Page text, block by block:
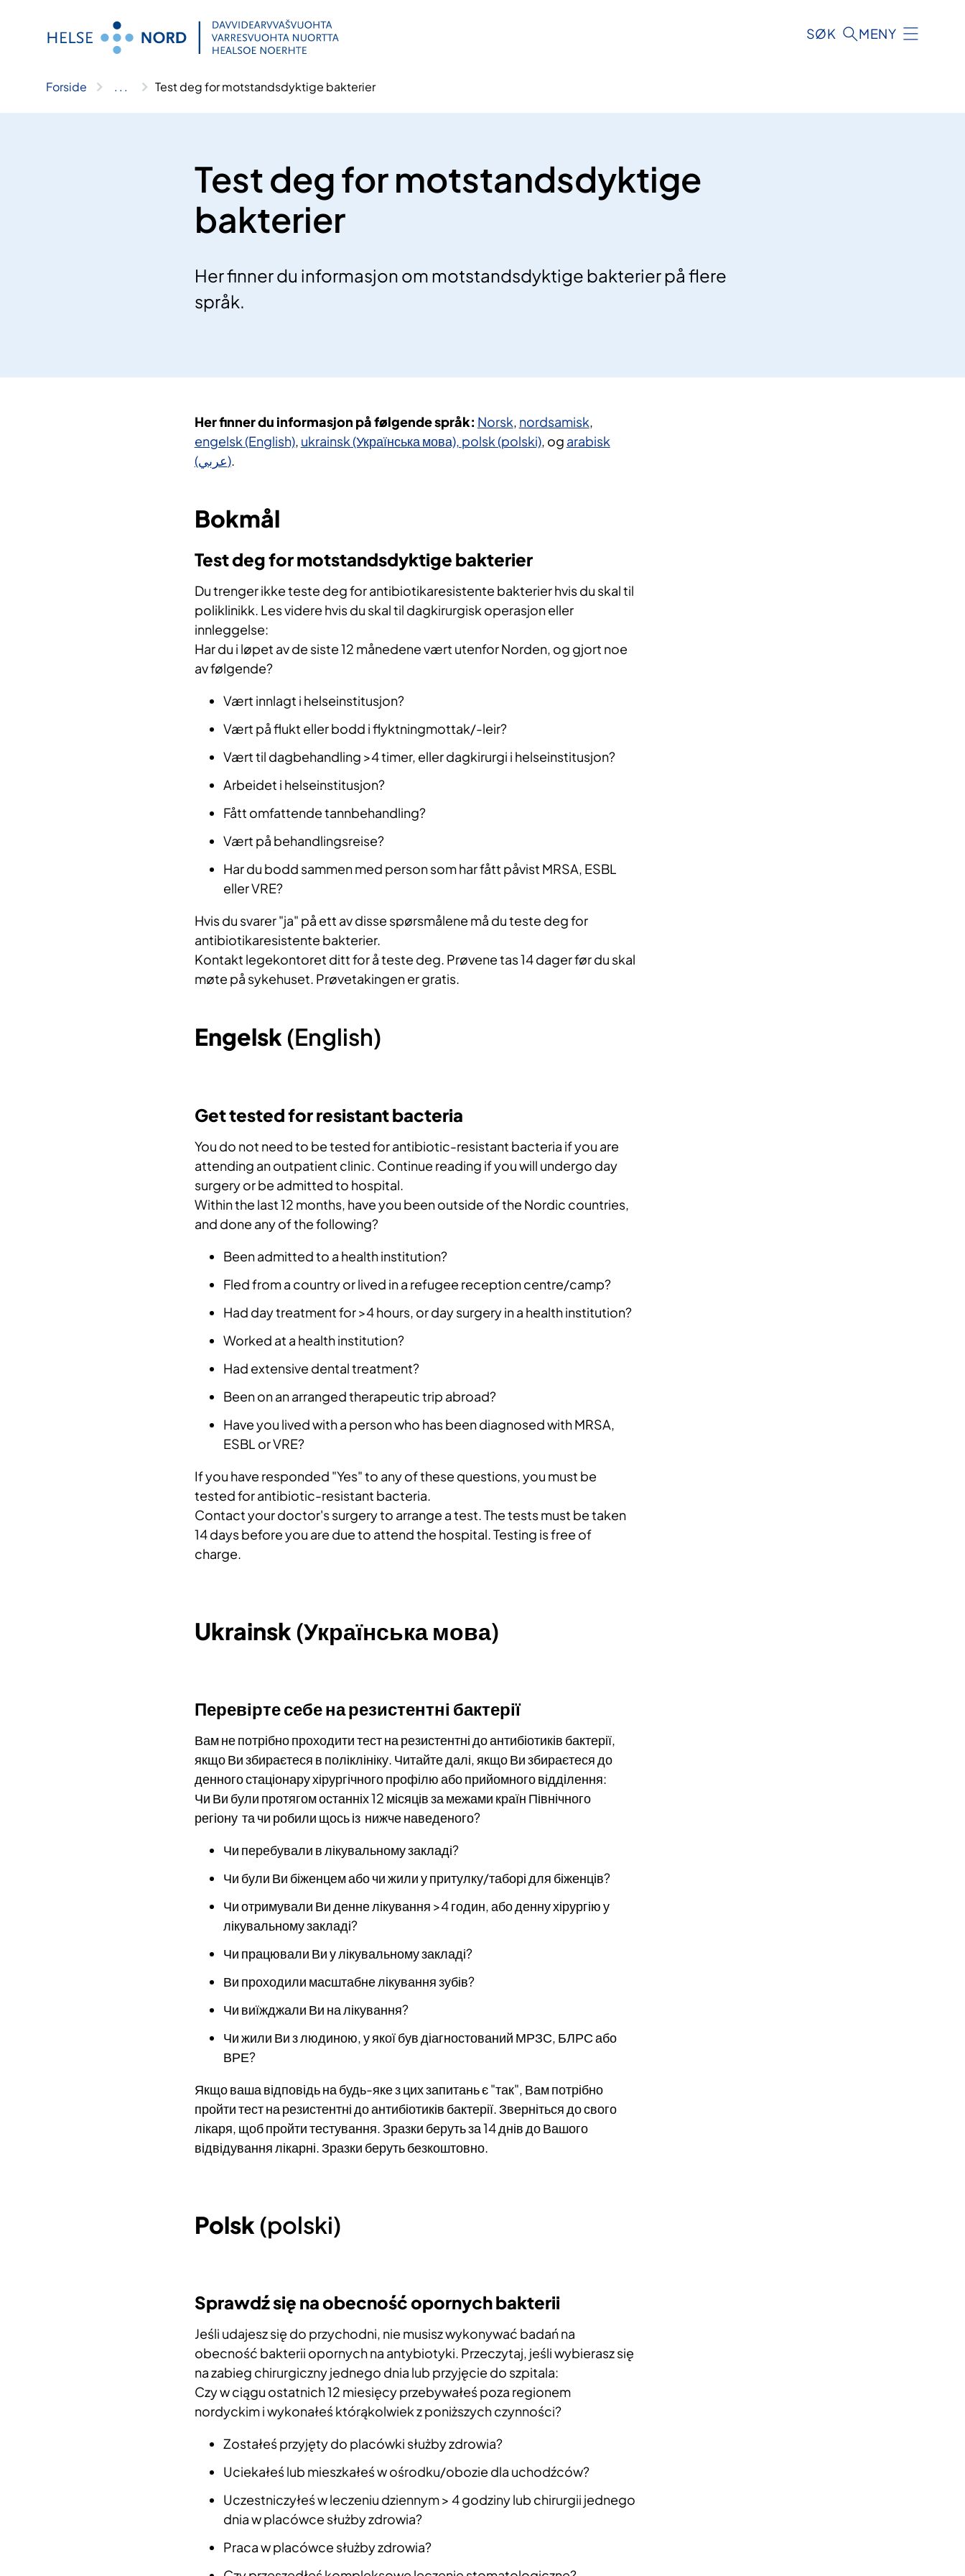
SØK MENY
Forside .. . Test deg for motstandsdyktige bakterier
Test deg for motstandsdyktige
bakterier
Her finner du informasjon om motstandsdyktige bakterier på flere
språk.
Her finner du informasjon på følgende språk: Norsk, nordsamisk,
engelsk (English), ukrainsk (Українська мова), polsk (polski), og arabisk
(عربي).
Bokmål
Test deg for motstandsdyktige bakterier
Du trenger ikke teste deg for antibiotikaresistente bakterier hvis du skal til
poliklinikk. Les videre hvis du skal til dagkirurgisk operasjon eller
innleggelse:
Har du i løpet av de siste 12 månedene vært utenfor Norden, og gjort noe
av følgende?
Vært innlagt i helseinstitusjon?
Vært på flukt eller bodd i flyktningmottak/-leir?
Vært til dagbehandling >4 timer, eller dagkirurgi i helseinstitusjon?
Arbeidet i helseinstitusjon?
Fått omfattende tannbehandling?
Vært på behandlingsreise?
Har du bodd sammen med person som har fått påvist MRSA, ESBL
eller VRE?
Hvis du svarer "ja" på ett av disse spørsmålene må du teste deg for
antibiotikaresistente bakterier.
Kontakt legekontoret ditt for å teste deg. Prøvene tas 14 dager før du skal
møte på sykehuset. Prøvetakingen er gratis.
Engelsk (English)
Get tested for resistant bacteria
You do not need to be tested for antibiotic-resistant bacteria if you are
attending an outpatient clinic. Continue reading if you will undergo day
surgery or be admitted to hospital.
Within the last 12 months, have you been outside of the Nordic countries,
and done any of the following?
Been admitted to a health institution?
Fled from a country or lived in a refugee reception centre/camp?
Had day treatment for >4 hours, or day surgery in a health institution?
Worked at a health institution?
Had extensive dental treatment?
Been on an arranged therapeutic trip abroad?
Have you lived with a person who has been diagnosed with MRSA,
ESBL or VRE?
If you have responded "Yes" to any of these questions, you must be
tested for antibiotic-resistant bacteria.
Contact your doctor's surgery to arrange a test. The tests must be taken
14 days before you are due to attend the hospital. Testing is free of
charge.
Ukrainsk (Українська мова)
Перевіртесебенарезистентні бактерії
Вам не потрібно проходити тест на резистентні до антибіотиків бактерії,
якщо Ви збираєтеся в поліклініку. Читайте далі, якщо Ви збираєтеся до
денного стаціонару хірургічного профілю або прийомного відділення:
Чи Ви були протягом останніх 12 місяців за межами країн Північного
регіону та чи робили щось із нижче наведеного?
Чи перебували в лікувальному закладі?
Чи були Ви біженцем або чи жили у притулку/таборі для біженців?
Чи отримували Ви денне лікування >4 годин, або денну хірургію у
лікувальному закладі?
Чи працювали Ви у лікувальному закладі?
Ви проходили масштабне лікування зубів?
Чи виїжджали Ви на лікування?
Чи жили Ви з людиною, у якої був діагностований МРЗС, БЛРС або
ВРЕ?
Якщо ваша відповідь на будь-яке з цих запитань є "так", Вам потрібно
пройти тест на резистентні до антибіотиків бактерії. Зверніться до свого
лікаря, щоб пройти тестування. Зразки беруть за 14 днів до Вашого
відвідування лікарні. Зразки беруть безкоштовно.
Polsk (polski)
Sprawdź się na obecność opornych bakterii
Jeśli udajesz się do przychodni, nie musisz wykonywać badań na
obecność bakterii opornych na antybiotyki. Przeczytaj, jeśli wybierasz się
na zabieg chirurgiczny jednego dnia lub przyjęcie do szpitala:
Czy w ciągu ostatnich 12 miesięcy przebywałeś poza regionem
nordyckim i wykonałeś którąkolwiek z poniższych czynności?
Zostałeś przyjęty do placówki służby zdrowia?
Uciekałeś lub mieszkałeś w ośrodku/obozie dla uchodźców?
Uczestniczyłeś w leczeniu dziennym > 4 godziny lub chirurgii jednego
dnia w placówce służby zdrowia?
Praca w placówce służby zdrowia?